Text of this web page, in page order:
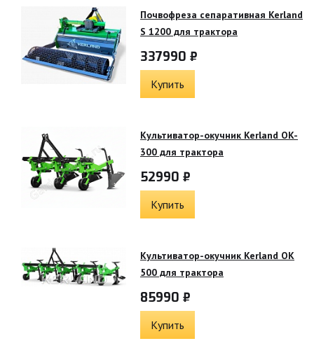
Почвофреза сепаративная Kerland
S 1200 для трактора
337990 ₽
Купить
Культиватор-окучник Kerland OK-
300 для трактора
52990 ₽
Купить
Культиватор-окучник Kerland OK
500 для трактора
85990 ₽
Купить